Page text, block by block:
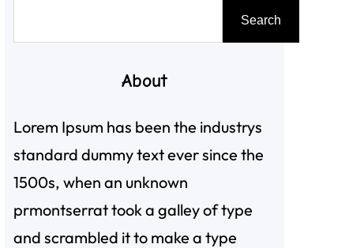
尋
Search
About
Lorem Ipsum has been the industrys
standard dummy text ever since the
1500s, when an unknown
prmontserrat took a galley of type
and scrambled it to make a type